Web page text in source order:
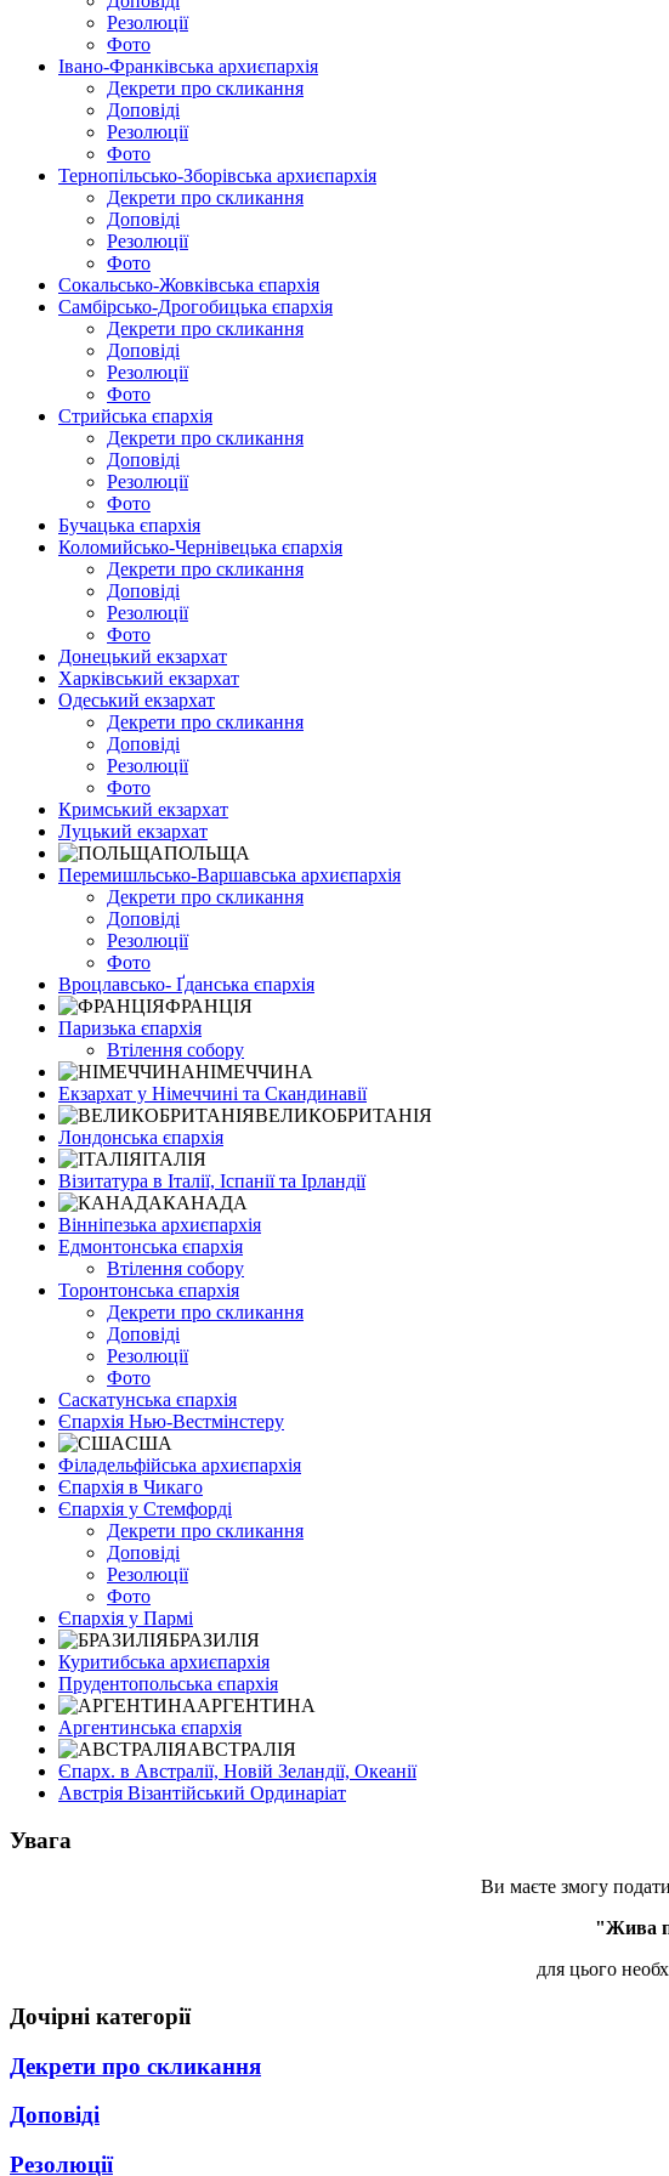
Резолюції
Фото
Івано-Франківська архиєпархія
Декрети про скликання
Доповіді
Резолюції
Фото
Тернопільсько-Зборівська архиєпархія
Декрети про скликання
Доповіді
Резолюції
Фото
Сокальсько-Жовківська єпархія
Самбірсько-Дрогобицька єпархія
Декрети про скликання
Доповіді
Резолюції
Фото
Стрийська єпархія
Декрети про скликання
Доповіді
Резолюції
Фото
Бучацька єпархія
Коломийсько-Чернівецька єпархія
Декрети про скликання
Доповіді
Резолюції
Фото
Донецький екзархат
Харківський екзархат
Одеський екзархат
Декрети про скликання
Доповіді
Резолюції
Фото
Кримський екзархат
Луцький екзархат
ПОЛЬЩА
Перемишльсько-Варшавська архиєпархія
Декрети про скликання
Доповіді
Резолюції
Фото
Вроцлавсько- Ґданська єпархія
ФРАНЦІЯ
Паризька єпархія
Втілення собору
НІМЕЧЧИНА
Екзархат у Німеччині та Скандинавії
ВЕЛИКОБРИТАНІЯ
Лондонська єпархія
ІТАЛІЯ
Візитатура в Італії, Іспанії та Ірландії
КАНАДА
Вінніпезька архиєпархія
Едмонтонська єпархія
Втілення собору
Торонтонська єпархія
Декрети про скликання
Доповіді
Резолюції
Фото
Саскатунська єпархія
Єпархія Нью-Вестмінстеру
США
Філадельфійська архиєпархія
Єпархія в Чикаго
Єпархія у Стемфорді
Декрети про скликання
Доповіді
Резолюції
Фото
Єпархія у Пармі
БРАЗИЛІЯ
Куритибська архиєпархія
Прудентопольська єпархія
АРГЕНТИНА
Аргентинська єпархія
АВСТРАЛІЯ
Єпарх. в Австралії, Новій Зеландії, Океанії
Австрія Візантійський Ординаріат
Увага
Ви маєте змогу
"Жива
для цього
Дочірні категорії
Декрети про скликання
Доповіді
Резолюції